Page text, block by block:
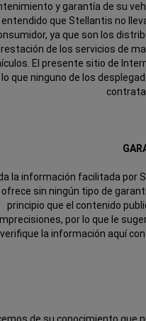
y garantía de su
entendido que Stellantis no
ya que son los
de los servicios de
El presente sitio de
lo que ninguno de los
la información facilitada por
ofrece sin ningún tipo de
principio que el contenido
por lo que le
verifique la información aquí